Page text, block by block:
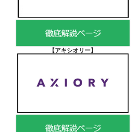
【アキシオリー】